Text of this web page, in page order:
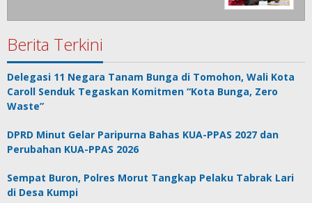
Berita Terkini
Delegasi 11 Negara Tanam Bunga di Tomohon, Wali Kota
Caroll Senduk Tegaskan Komitmen “Kota Bunga, Zero
Waste”
DPRD Minut Gelar Paripurna Bahas KUA-PPAS 2027 dan
Perubahan KUA-PPAS 2026
Sempat Buron, Polres Morut Tangkap Pelaku Tabrak Lari
di Desa Kumpi